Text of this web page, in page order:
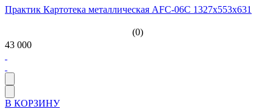
Практик Картотека металлическая AFC-06C 1327x553x631
(0)
43 000
В КОРЗИНУ